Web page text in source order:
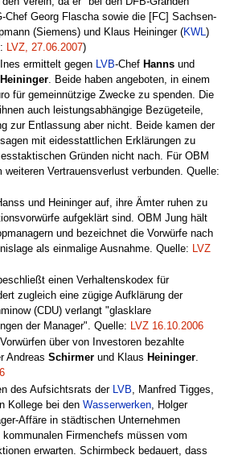
Georg Flascha sowie die [FC] Sachsen-
(Siemens) und Klaus Heininger (KWL)
LVZ, 27.06.2007)
ermittelt gegen
LVB-Chef Hanns und
Heininger . Beide haben angeboten, in einem
für gemeinnützige Zwecke zu spenden. Die
auch leistungsabhängige Bezügeteile,
zur Entlassung aber nicht. Beide kamen der
mit eidesstattlichen Erklärungen zu
Gründen nicht nach. Für OBM
Vertrauensverlust verbunden. Quelle:
und Heininger auf, ihre Ämter ruhen zu
aufgeklärt sind. OBM Jung hält
und bezeichnet die Vorwürfe nach
als einmalige Ausnahme. Quelle: LVZ
einen Verhaltenskodex für
zugleich eine zügige Aufklärung der
(CDU) verlangt "glasklare
der Manager". Quelle: LVZ 16.10.2006
über von Investoren bezahlte
Andreas Schirmer und Klaus Heininger.
des Aufsichtsrats der
LVB , Manfred Tigges,
Kollege bei den Wasserwerken , Holger
Affäre in städtischen Unternehmen
kommunalen Firmenchefs müssen vom
erwarten. Schirmbeck bedauert, dass